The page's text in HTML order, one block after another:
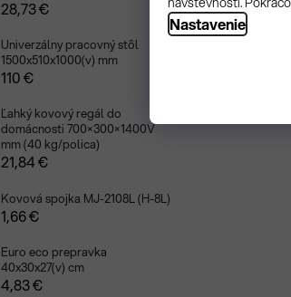
Nastavenie
28,73 €
Univerzálny pracovný stôl
1500x510x1000(v) mm
110 €
Ľahký kovový regál do
domácnosti 700×300×1400V
mm (40 kg/polica)
21,84 €
Kovová spojka MJ-2108L (H-8L)
1,66 €
Euro eco prepravka
40x30x27(v) cm
4,83 €